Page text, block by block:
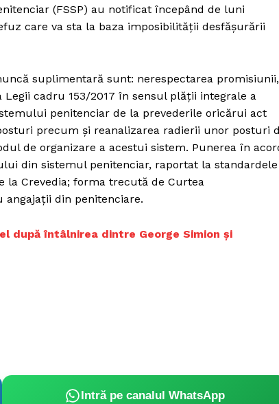
(FSSP) au notificat începând de luni
care va sta la baza imposibilității desfăşurării
suplimentară sunt: nerespectarea promisiunii,
cadru 153/2017 în sensul plății integrale a
penitenciar de la prevederile oricărui act
precum și reanalizarea radierii unor posturi
de organizare a acestui sistem. Punerea în
din sistemul penitenciar, raportat la standardele
Crevedia; forma trecută de Curtea
din penitenciare.
după întâlnirea dintre George Simion și
Intră pe canalul WhatsApp